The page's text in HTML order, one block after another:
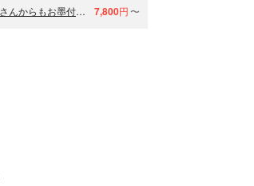
【サーフィン体験・沖縄・北谷町】完全プライベートレッスンで1人でも安心！地元の常連さんからもお墨付きの丁寧な指導で初めての波乗り体験！ 7,800円 〜